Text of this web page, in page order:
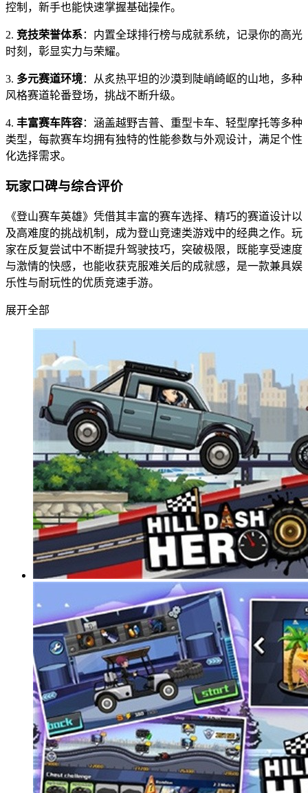
控制，新手也能快速掌握基础操作。
2. 竞技荣誉体系：内置全球排行榜与成就系统，记录你的高光
时刻，彰显实力与荣耀。
3. 多元赛道环境：从炙热平坦的沙漠到陡峭崎岖的山地，多种
风格赛道轮番登场，挑战不断升级。
4. 丰富赛车阵容：涵盖越野吉普、重型卡车、轻型摩托等多种
类型，每款赛车均拥有独特的性能参数与外观设计，满足个性
化选择需求。
玩家口碑与综合评价
《登山赛车英雄》凭借其丰富的赛车选择、精巧的赛道设计以
及高难度的挑战机制，成为登山竞速类游戏中的经典之作。玩
家在反复尝试中不断提升驾驶技巧，突破极限，既能享受速度
与激情的快感，也能收获克服难关后的成就感，是一款兼具娱
乐性与耐玩性的优质竞速手游。
展开全部